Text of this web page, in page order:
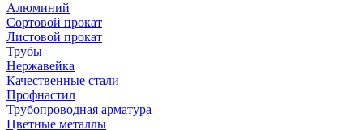
Алюминий
Сортовой прокат
Листовой прокат
Трубы
Нержавейка
Качественные стали
Профнастил
Трубопроводная арматура
Цветные металлы